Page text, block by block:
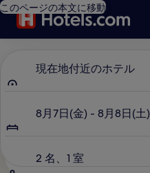
このページの本文に移動
現在地付近のホテル
8月7日(金) - 8月8日(土)
2 名、1 室